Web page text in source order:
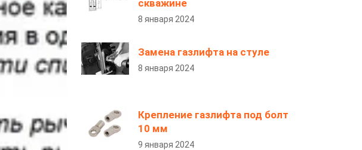
скважине
8 января 2024
Замена газлифта на стуле
8 января 2024
Крепление газлифта под болт
10 мм
9 января 2024